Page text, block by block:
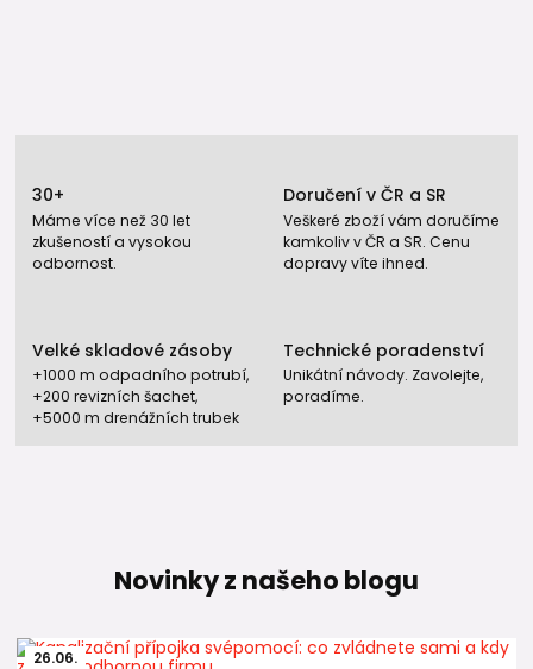
30+
Máme více než 30 let
zkušeností a vysokou
odbornost.
Doručení v ČR a SR
Veškeré zboží vám doručíme
kamkoliv v ČR a SR. Cenu
dopravy víte ihned.
Velké skladové zásoby
+1000 m odpadního potrubí,
+200 revizních šachet,
+5000 m drenážních trubek
Technické poradenství
Unikátní návody. Zavolejte,
poradíme.
Novinky z našeho blogu
26.06.